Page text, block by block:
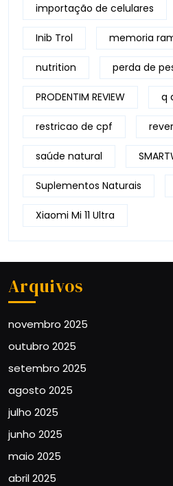
importação de celulares
Inib Trol memoria
nutrition perda de
PRODENTIM REVIEW q
restricao de cpf
saúde natural
Suplementos Naturais
Xiaomi Mi 11 Ultra
Arquivos
novembro 2025
outubro 2025
setembro 2025
agosto 2025
julho 2025
junho 2025
maio 2025
abril 2025